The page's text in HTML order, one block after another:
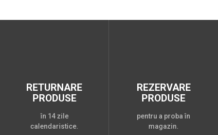
RETURNARE
PRODUSE
în 14 zile
calendaristice.
REZERVARE
PRODUSE
pentru a proba în
magazin.